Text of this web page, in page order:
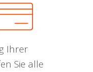
Ihrer
Sie alle